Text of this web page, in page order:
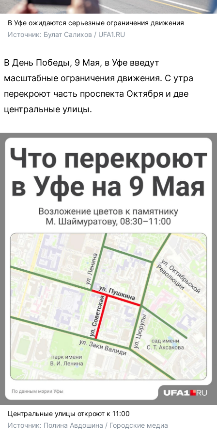
В Уфе ожидаются серьезные ограничения движения
Источник: Булат Салихов / UFA1.RU
В День Победы, 9 Мая, в Уфе введут
масштабные ограничения движения. С утра
перекроют часть проспекта Октября и две
центральные улицы.
Центральные улицы откроют к 11:00
Источник: Полина Авдошина / Городские медиа